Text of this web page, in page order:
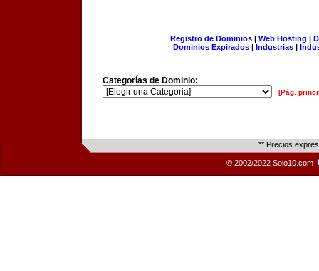
Registro de Dominios| Web Hosting |
Dominios Expirados | Industrias |
Categorías de Dominio:
[Pág.
** Precios
© 2002/2022 Solo10.com